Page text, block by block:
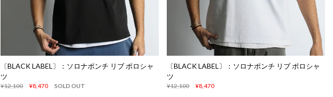
〔BLACK LABEL〕：ソロナポンチ リブ ポロシャ
ツ
¥12,100 ¥8,470 SOLD OUT
〔BLACK LABEL〕：ソロナポンチ リブ ポロシャ
ツ
¥12,100 ¥8,470